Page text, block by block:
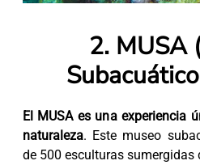
2. MUSA
El MUSA es una experiencia
naturaleza. Este museo
de 500 esculturas sumergidas